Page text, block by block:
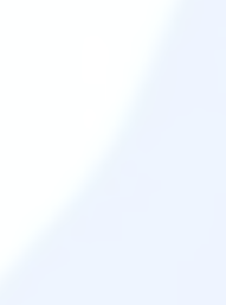
у каждого
позволят
свою полку во
создав ощуще